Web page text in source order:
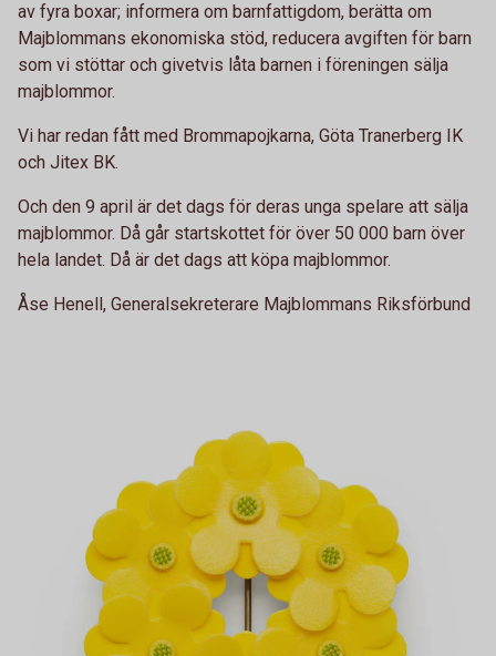
av fyra boxar; informera om barnfattigdom, berätta om
Majblommans ekonomiska stöd, reducera avgiften för barn
som vi stöttar och givetvis låta barnen i föreningen sälja
majblommor.
Vi har redan fått med Brommapojkarna, Göta Tranerberg IK
och Jitex BK.
Och den 9 april är det dags för deras unga spelare att sälja
majblommor. Då går startskottet för över 50 000 barn över
hela landet. Då är det dags att köpa majblommor.
Åse Henell, Generalsekreterare Majblommans Riksförbund